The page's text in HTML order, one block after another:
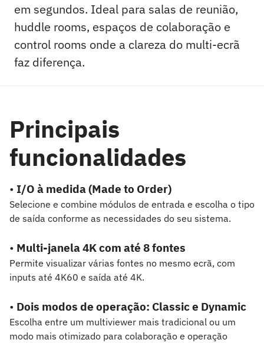
em segundos. Ideal para salas de reunião,
huddle rooms, espaços de colaboração e
control rooms onde a clareza do multi-ecrã
faz diferença.
Principais
funcionalidades
• I/O à medida (Made to Order)
Selecione e combine módulos de entrada e escolha o tipo
de saída conforme as necessidades do seu sistema.
• Multi-janela 4K com até 8 fontes
Permite visualizar várias fontes no mesmo ecrã, com
inputs até 4K60 e saída até 4K.
• Dois modos de operação: Classic e Dynamic
Escolha entre um multiviewer mais tradicional ou um
modo mais otimizado para colaboração e operação